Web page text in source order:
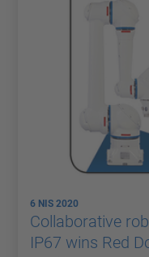
6 NIS 2020
Collaborative
IP67 wins Red